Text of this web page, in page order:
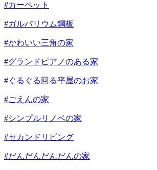
#カーペット
#ガルバリウム鋼板
#かわいい三角の家
#グランドピアノのある家
#ぐるぐる回る平屋のお家
#ごえんの家
#シンプルリノベの家
#セカンドリビング
#だんだんだんだんの家